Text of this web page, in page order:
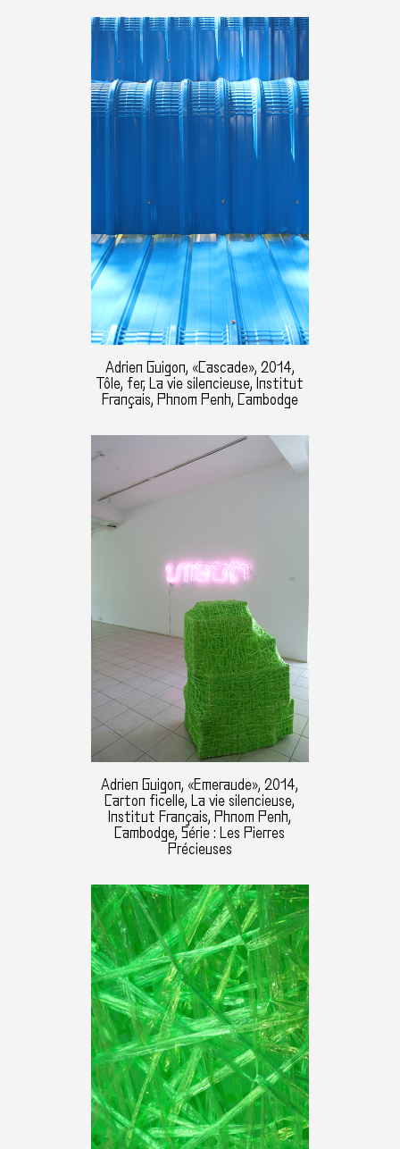
Adrien Guigon, «Cascade», 2014,
Tôle, fer, La vie silencieuse, Institut
Français, Phnom Penh, Cambodge
Adrien Guigon, «Emeraude», 2014,
Carton ficelle, La vie silencieuse,
Institut Français, Phnom Penh,
Cambodge, Série : Les Pierres
Précieuses